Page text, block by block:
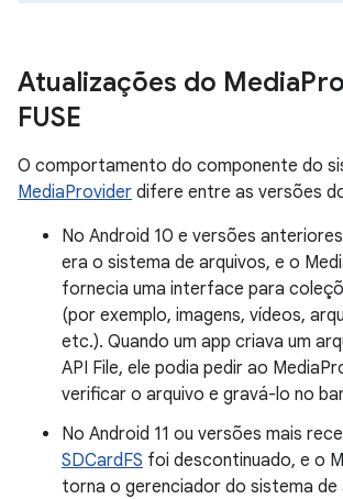
Atualizações do Media
FUSE
O comportamento do componente do
MediaProvider difere entre as versões
No Android 10 e versões
era o sistema de arquivos, e o
fornecia uma interface para
(por exemplo, imagens, vídeos,
etc.). Quando um app criava um
API File, ele podia pedir ao
verificar o arquivo e gravá-lo no
No Android 11 ou versões mais
SDCardFS foi descontinuado, e o
torna o gerenciador do sistema de